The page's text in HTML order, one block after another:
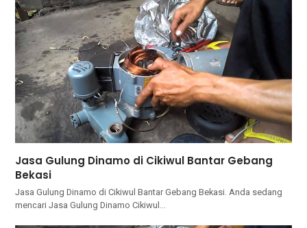
Jasa Gulung Dinamo di Cikiwul Bantar Gebang
Bekasi
Jasa Gulung Dinamo di Cikiwul Bantar Gebang Bekasi. Andа ѕеdаng
mencari Jasa Gulung Dinamo Cikiwul…